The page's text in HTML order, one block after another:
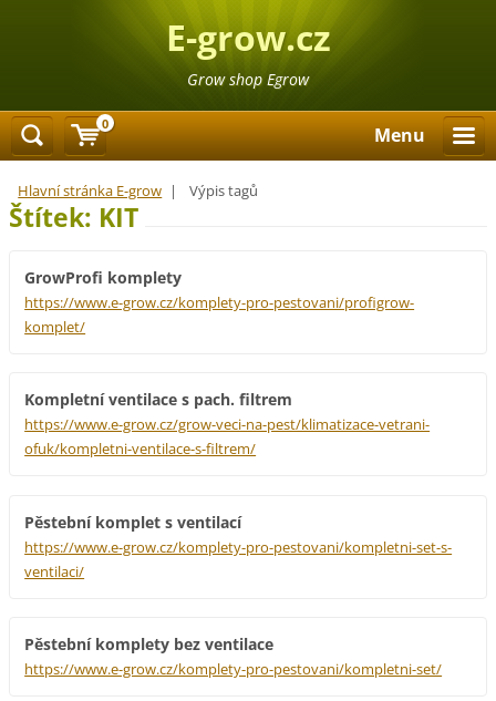
E-grow.cz
Grow shop Egrow
Menu
Hlavní stránka E-grow | Výpis tagů
Štítek: KIT
GrowProfi komplety
https://www.e-grow.cz/komplety-pro-pestovani/profigrow-
komplet/
Kompletní ventilace s pach. filtrem
https://www.e-grow.cz/grow-veci-na-pest/klimatizace-vetrani-
ofuk/kompletni-ventilace-s-filtrem/
Pěstební komplet s ventilací
https://www.e-grow.cz/komplety-pro-pestovani/kompletni-set-s-
ventilaci/
Pěstební komplety bez ventilace
https://www.e-grow.cz/komplety-pro-pestovani/kompletni-set/
0